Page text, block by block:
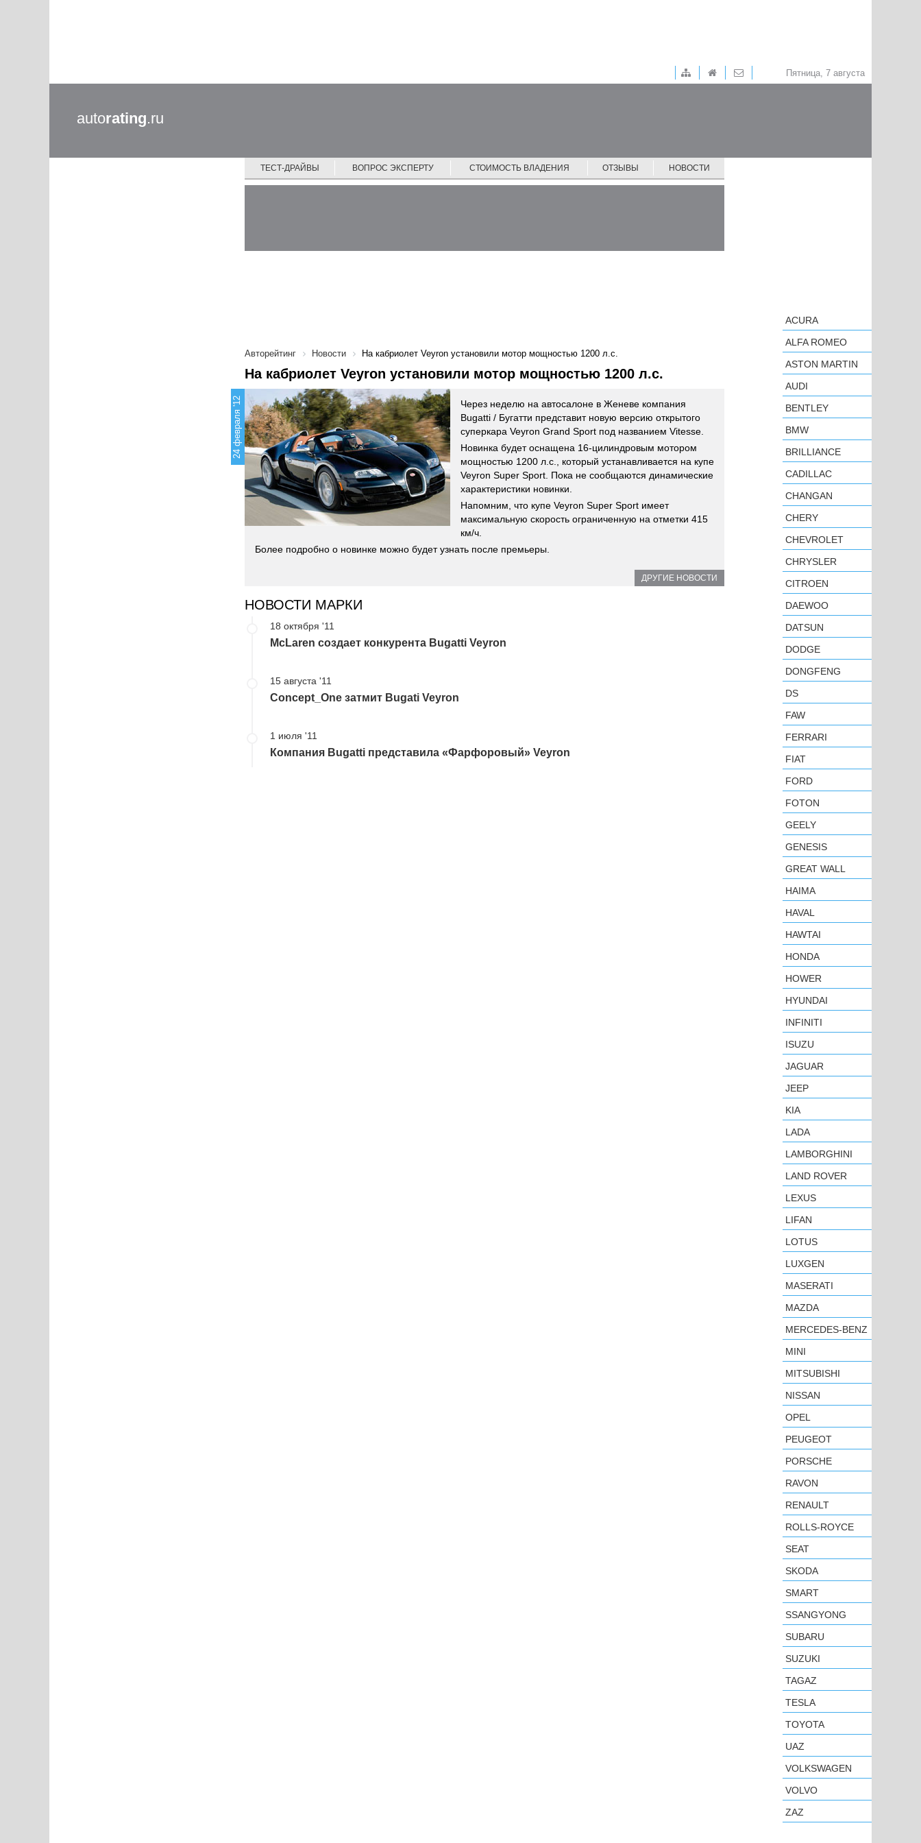
Пятница, 7 августа
autorating.ru
ТЕСТ-ДРАЙВЫ ВОПРОС ЭКСПЕРТУ СТОИМОСТЬ ВЛАДЕНИЯ ОТЗЫВЫ НОВОСТИ
Авторейтинг Новости На кабриолет Veyron установили мотор мощностью 1200 л.с.
На кабриолет Veyron установили мотор мощностью 1200 л.с.
24 февраля '12
Через неделю на автосалоне в Женеве компания
Bugatti / Бугатти представит новую версию открытого
суперкара Veyron Grand Sport под названием Vitesse.
Новинка будет оснащена 16-цилиндровым мотором
мощностью 1200 л.с., который устанавливается на купе
Veyron Super Sport. Пока не сообщаются динамические
характеристики новинки.
Напомним, что купе Veyron Super Sport имеет
максимальную скорость ограниченную на отметки 415
км/ч.
Более подробно о новинке можно будет узнать после премьеры.
ДРУГИЕ НОВОСТИ
НОВОСТИ МАРКИ
18 октября '11
McLaren создает конкурента Bugatti Veyron
15 августа '11
Concept_One затмит Bugati Veyron
1 июля '11
Компания Bugatti представила «Фарфоровый» Veyron
ACURA
ALFA ROMEO
ASTON MARTIN
AUDI
BENTLEY
BMW
BRILLIANCE
CADILLAC
CHANGAN
CHERY
CHEVROLET
CHRYSLER
CITROEN
DAEWOO
DATSUN
DODGE
DONGFENG
DS
FAW
FERRARI
FIAT
FORD
FOTON
GEELY
GENESIS
GREAT WALL
HAIMA
HAVAL
HAWTAI
HONDA
HOWER
HYUNDAI
INFINITI
ISUZU
JAGUAR
JEEP
KIA
LADA
LAMBORGHINI
LAND ROVER
LEXUS
LIFAN
LOTUS
LUXGEN
MASERATI
MAZDA
MERCEDES-BENZ
MINI
MITSUBISHI
NISSAN
OPEL
PEUGEOT
PORSCHE
RAVON
RENAULT
ROLLS-ROYCE
SEAT
SKODA
SMART
SSANGYONG
SUBARU
SUZUKI
TAGAZ
TESLA
TOYOTA
UAZ
VOLKSWAGEN
VOLVO
ZAZ